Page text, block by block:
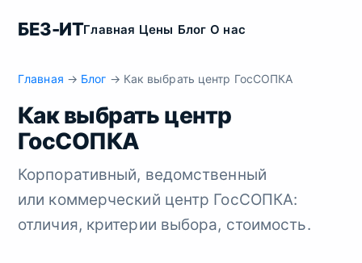
БЕЗ-ИТГлавная Цены Блог О нас
Главная → Блог → Как выбрать центр ГосСОПКА
Как выбрать центр
ГосСОПКА
Корпоративный, ведомственный
или коммерческий центр ГосСОПКА:
отличия, критерии выбора, стоимость.